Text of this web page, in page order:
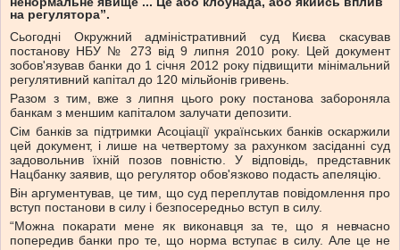
на регулятора”.
Сьогодні Окружний адміністративний суд Києва скасував
постанову НБУ № 273 від 9 липня 2010 року. Цей документ
зобов'язував банки до 1 січня 2012 року підвищити мінімальний
регулятивний капітал до 120 мільйонів гривень.
Разом з тим, вже з липня цього року постанова забороняла
банкам з меншим капіталом залучати депозити.
Сім банків за підтримки Асоціації українських банків оскаржили
цей документ, і лише на четвертому за рахунком засіданні суд
задовольнив їхній позов повністю. У відповідь, представник
Нацбанку заявив, що регулятор обов'язково подасть апеляцію.
Він аргументував, це тим, що суд переплутав повідомлення про
вступ постанови в силу і безпосередньо вступ в силу.
“Можна покарати мене як виконавця за те, що я невчасно
попередив банки про те, що норма вступає в силу. Але це не